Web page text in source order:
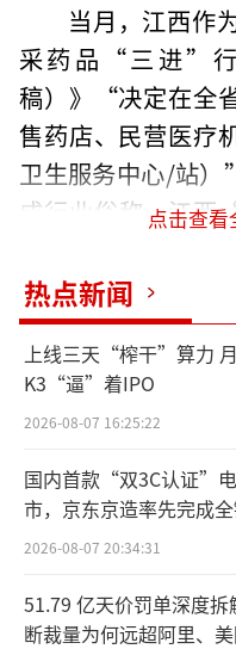
当月，江西作
采药品“三进”
稿）》“决定在全
售药店、民营医疗
卫生服务中心/站
成行业俗称，江
今年5月26日、
布的关于集采“三
镇卫生院、社区卫
作为集采扩
多省相继落地执行。
集采“三进”涉
市场规模究竟有
析。
点击查
热点新闻
上线三天“榨干”算力
K3“逼”着IPO
2026-08-07 16:25:22
国内首款“双3C认证”
市，京东京造率先完成
2026-08-07 20:34:31
51.79 亿天价罚单深度拆
断裁量为何远超阿里、美